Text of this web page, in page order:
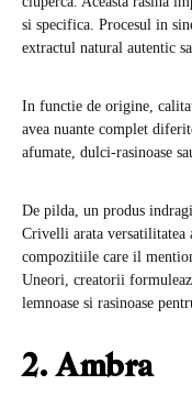
si specifica. Procesul in
extractul natural autentic
In functie de origine,
avea nuante complet
afumate, dulci-rasinoase
De pilda, un produs
Crivelli arata versatilitatea
compozitiile care il
Uneori, creatorii
lemnoase si rasinoase
2. Ambra